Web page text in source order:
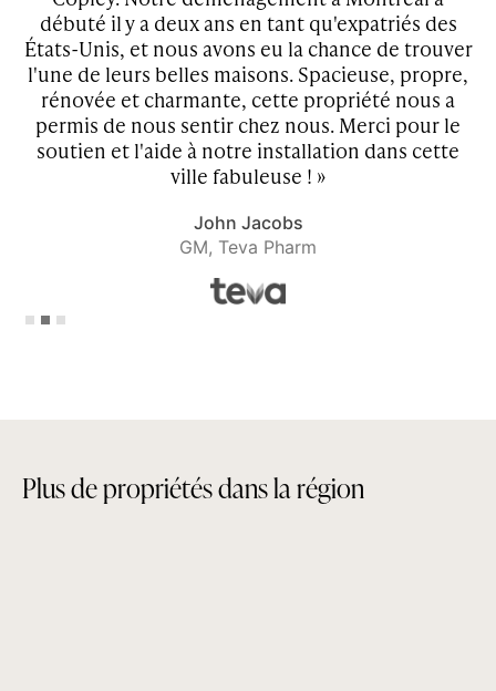
débuté il y a deux ans en tant qu'expatriés des
États-Unis, et nous avons eu la chance de trouver
l'une de leurs belles maisons. Spacieuse, propre,
rénovée et charmante, cette propriété nous a
permis de nous sentir chez nous. Merci pour le
soutien et l'aide à notre installation dans cette
ville fabuleuse ! »
John Jacobs
GM, Teva Pharm
Slide 2 of 3.
Plusdepropriétésdanslarégion